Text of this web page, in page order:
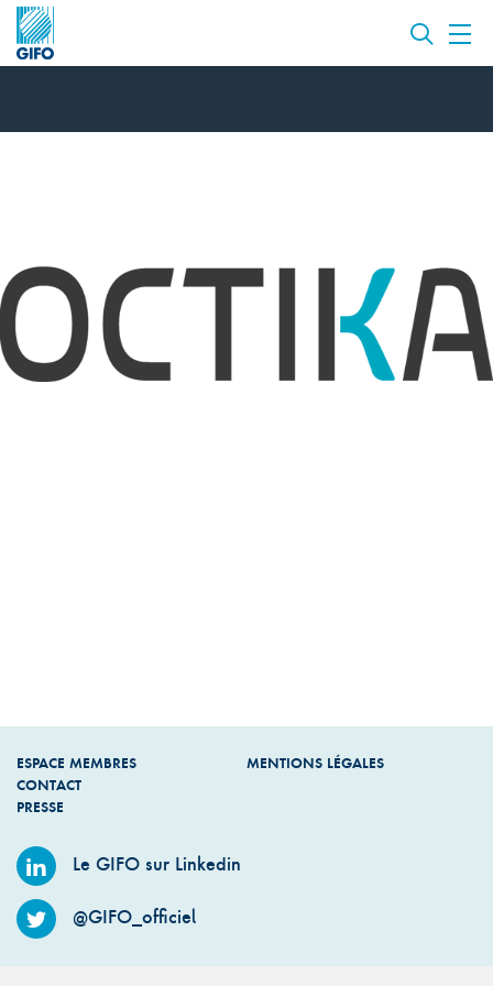
ESPACE MEMBRES
CONTACT
PRESSE
MENTIONS LÉGALES
Le GIFO sur Linkedin
@GIFO_officiel